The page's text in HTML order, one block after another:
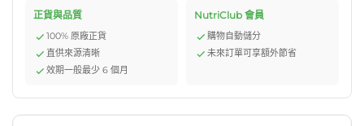
正貨與品質
100% 原廠正貨
直供來源清晰
效期一般最少 6 個月
NutriClub 會員
購物自動儲分
未來訂單可享額外節省